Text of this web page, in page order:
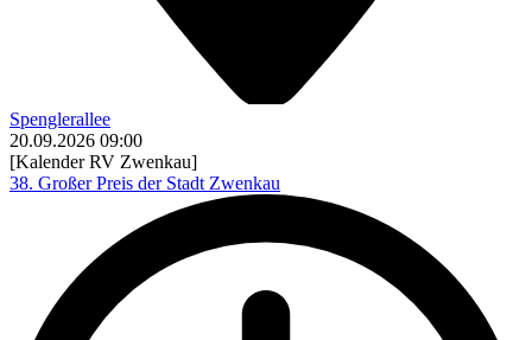
Spenglerallee
20.09.2026 09:00
[Kalender RV Zwenkau]
38. Großer Preis der Stadt Zwenkau